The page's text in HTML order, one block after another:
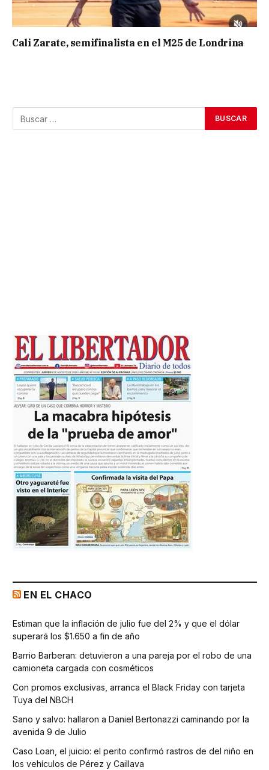
Cali Zarate, semifinalista en el M25 de Londrina
EN EL CHACO
Estiman que la inflación de julio fue del 2% y que el dólar
superará los $1.650 a fin de año
Barrio Barberan: detuvieron a una pareja por el robo de una
camioneta cargada con cosméticos
Con promos exclusivas, arranca el Black Friday con tarjeta
Tuya del NBCH
Sano y salvo: hallaron a Daniel Bertonazzi caminando por la
avenida 9 de Julio
Caso Loan, el juicio: el perito confirmó rastros de del niño en
los vehículos de Pérez y Caillava